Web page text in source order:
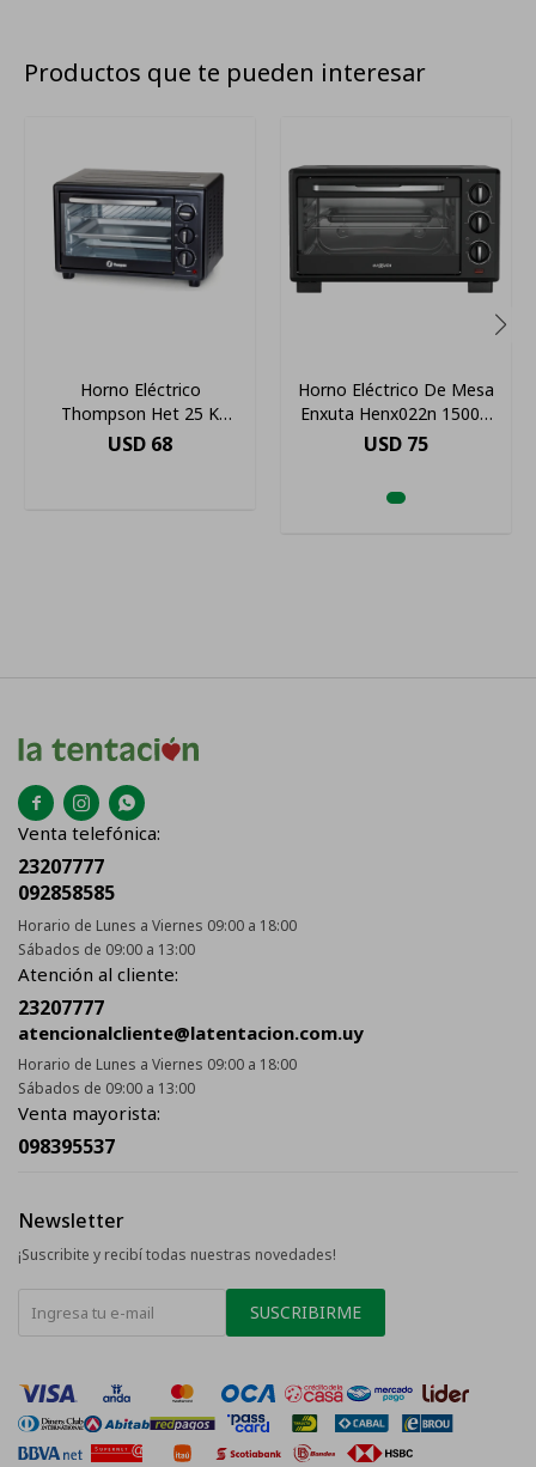
Productos que te pueden interesar
Horno Eléctrico
Thompson Het 25 K
Termostato Color Negro
USD 68
Horno Eléctrico De Mesa
Enxuta Henx022n 1500w
22l Amv Color Negro
USD 75
  
Venta telefónica:
23207777
092858585
Horario de Lunes a Viernes 09:00 a 18:00
Sábados de 09:00 a 13:00
Atención al cliente:
23207777
atencionalcliente@latentacion.com.uy
Horario de Lunes a Viernes 09:00 a 18:00
Sábados de 09:00 a 13:00
Venta mayorista:
098395537
Newsletter
¡Suscribite y recibí todas nuestras novedades!
SUSCRIBIRME